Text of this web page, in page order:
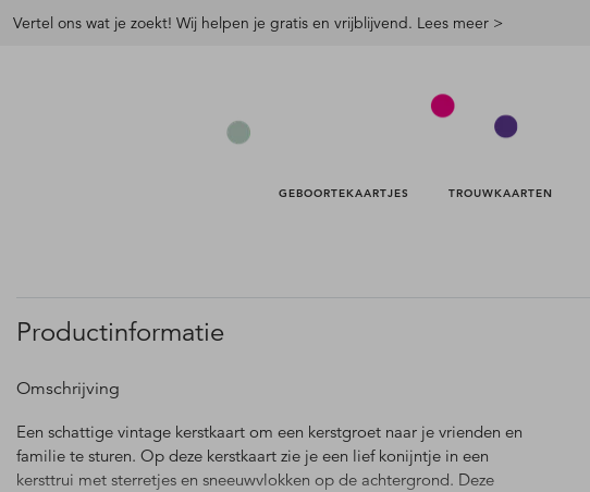
Vertel ons wat je zoekt! Wij helpen je gratis en vrijblijvend. Lees meer >
GEBOORTEKAARTJES TROUWKAARTEN
Productinformatie
Omschrijving
Een schattige vintage kerstkaart om een kerstgroet naar je vrienden en
familie te sturen. Op deze kerstkaart zie je een lief konijntje in een
kersttrui met sterretjes en sneeuwvlokken op de achtergrond. Deze